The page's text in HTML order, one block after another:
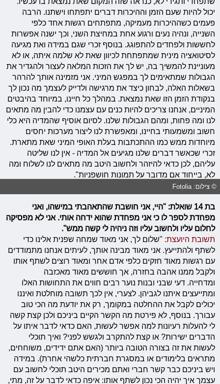
יכול להיות שעם הזמן וההיכרות דברים יתפתחו וישתנו. הרבה
פעמים כשההיכרות מעמיקה, מתפתחים רגשות אחד כלפי
השנייה, ונהיה נעים ורגוע אחת במחיצת השני, וכך ישנה אפשרות
לחששות ולפחדים להתפוגג. בנוסף זכרי שגם במידה ואת מגיעה
לסיטואציה מינית שמתפתחת לכיוון שאת לא שלמה איתה, או לא
מעוניינת להמשיך בה, יש לך את הזכות המלאה לעצור ולהגדיר את
הגבולות שמתאימים לך במפגש המיני. אני מזמינה אותך להרהר
בשאלות האלה, לבחון כיצד את מרגישה ולדייק לעצמך מה נכון לך
בנקודת הזמן הזו שאת נמצאת. במהלך כל חיינו, במיוחד בהיבטים
המיניים, אנחנו צריכים להיות כנים עם עצמנו כדי להבין מה מתאים
לנו ומה פחות, ומהם הגבולות שלנו. לסיום אוסיף שהמדיה היא כלי
חשוב ומשמעותי בחיינו, ומאפשרת לנו ליצור מערכות יחסים
מיוחדות ממש כמו ההתכתבות בעלת האופי המיני שאת מתארת.
זכרי שכאשר דברים שלנו מגיעים אל המדיה - אין לנו שליטה
עליהם, לכן כדאי להיזהר ולחשוב היטב מה מתאים לנו לשלוח ומה
לא, בייחוד אם מדובר על תמונות חושפניות".
© צילום: Fotolia
בת 14 שואלת: "היי, אני חושבת שהתאהבתי במישהו, ואני
מפחדת לספר לו כי אני מפחדת שהוא ידחה אותי. אני לא מפסיקה
לחלום עליו ולחשוב עליו וזה ניהיה לי קשה ממש".
תשובת היועצת: "שלום לך, אני מאוד שמחה שפנית אלינו כדי
לשתף ולהתייעץ. אני מאוד מבינה אותך, לעיתים אנחנו מתמודדים
עם רגשות מאוד חזקים כלפי אדם אחר ומאוד רוצים לשתף אותו
ולקבל ממנו אהבה בחזרה, אך חוששים מאוד מאכזבה
ומדחייה. דעי שבני ובנות נוער רבים חווים את התחושות האלו
ומתייעצים איתנו לגביהן. לצערי, אין לכך תשובה מוחלטת ואיננו
יכולים לקבל את ההחלטה במקומך, רק את יודעת מה הכי טוב
עבורך. בנוסף, לא פירטת מה הקשר הקיים ביניכם ולכן קצת קשה
לי להעלות רעיונות למה אפשר לעשות, האם כדאי לדבר איתו על
הדברים ישירות? או קצת להתקרב ולגשש לפני? ואיך תוכלי
לעשות את זה בצורה הטובה ביותר (האם אתם ידידים, משוחחים,
מתראים בלימודים או במסגרת חברתית כלשהי אחרת). במידה
ויש ביניכם כבר קשר חברי ואתם מכירים היטב תוכלי לחשוב עם
עצמך איך יהיה הכי נכון לשתף אותו: איפה כדאי לדבר על זה, מתי,